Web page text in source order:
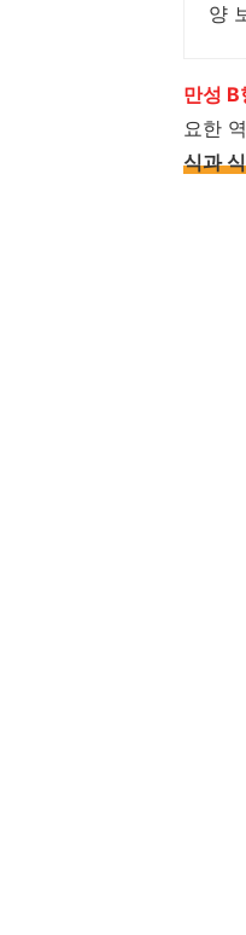
양
만성 B
요한
식과